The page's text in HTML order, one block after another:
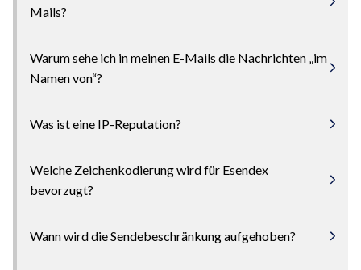
Mails?
Warum sehe ich in meinen E-Mails die Nachrichten „im
Namen von“?
Was ist eine IP-Reputation?
Welche Zeichenkodierung wird für Esendex
bevorzugt?
Wann wird die Sendebeschränkung aufgehoben?